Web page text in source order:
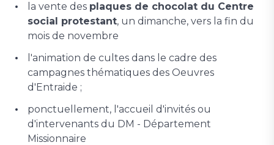
la vente des plaques de chocolat du Centre
social protestant, un dimanche, vers la fin du
mois de novembre
l'animation de cultes dans le cadre des
campagnes thématiques des Oeuvres
d'Entraide ;
ponctuellement, l'accueil d'invités ou
d'intervenants du DM - Département
Missionnaire